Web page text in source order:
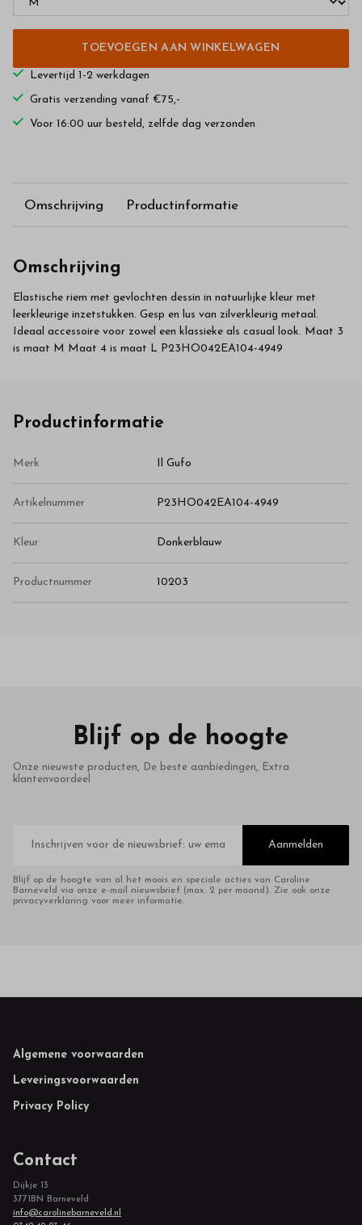
TOEVOEGEN AAN WINKELWAGEN
Levertijd 1-2 werkdagen
Gratis verzending vanaf €75,-
Voor 16:00 uur besteld, zelfde dag verzonden
Omschrijving Productinformatie
Omschrijving
Elastische riem met gevlochten dessin in natuurlijke kleur met
leerkleurige inzetstukken. Gesp en lus van zilverkleurig metaal.
Ideaal accessoire voor zowel een klassieke als casual look. Maat 3
is maat M Maat 4 is maat L P23HO042EA104-4949
Productinformatie
Merk Il Gufo
Artikelnummer P23HO042EA104-4949
Kleur Donkerblauw
Productnummer 10203
Blijf op de hoogte
Onze nieuwste producten, De beste aanbiedingen, Extra
klantenvoordeel
mailadres
Aanmelden
Blijf op de hoogte van al het moois en speciale acties van Caroline
Barneveld via onze e-mail nieuwsbrief (max. 2 per maand). Zie ook onze
privacyverklaring voor meer informatie.
Footer
Algemene voorwaarden
Leveringsvoorwaarden
Privacy Policy
Contact
Dijkje 13
3771BN Barneveld
info@carolinebarneveld.nl